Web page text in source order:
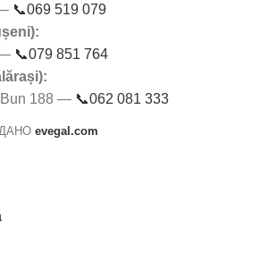
📞069 519 079
— 📞079 851 764
Bun 188 — 📞062 081 333
evegal.com